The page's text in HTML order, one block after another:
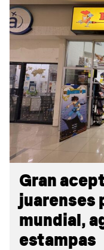
Gran
juarenses
mundial,
estampas
Sidebar